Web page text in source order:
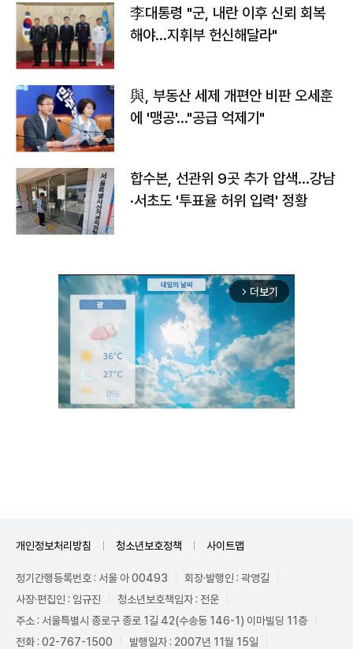
李대통령 "군, 내란 이후 신뢰 회복
해야…지휘부 헌신해달라"
與, 부동산 세제 개편안 비판 오세훈
에 '맹공'…"공급 억제기"
합수본, 선관위 9곳 추가 압색…강남
·서초도 '투표율 허위 입력' 정황
arrow_forward_ios 더보기
개인정보처리방침 청소년보호정책 사이트맵
정기간행등록번호 : 서울 아 00493
회장·발행인 : 곽영길
사장·편집인 : 임규진
청소년보호책임자 : 전운
주소 : 서울특별시 종로구 종로 1길 42(수송동 146-1) 이마빌딩 11층
전화 : 02-767-1500
발행일자 : 2007년 11월 15일